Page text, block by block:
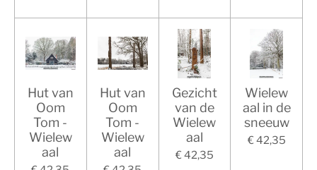
Hut van
Oom
Tom -
Wielew
aal
Hut van
Oom
Tom -
Wielew
aal
Gezicht
van de
Wielew
aal
€ 42,35
Wielew
aal in de
sneeuw
€ 42,35